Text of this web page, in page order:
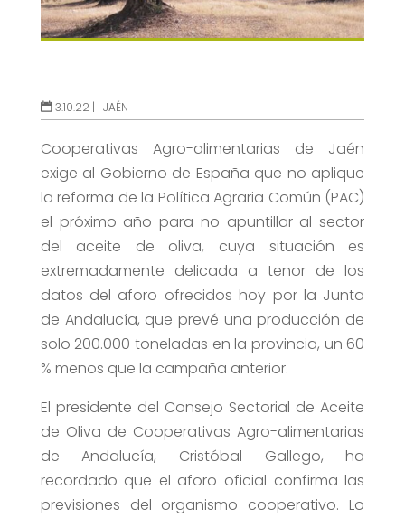
3.10.22 | | JAÉN
Cooperativas Agro-alimentarias de Jaén
exige al Gobierno de España que no aplique
la reforma de la Política Agraria Común (PAC)
el próximo año para no apuntillar al sector
del aceite de oliva, cuya situación es
extremadamente delicada a tenor de los
datos del aforo ofrecidos hoy por la Junta
de Andalucía, que prevé una producción de
solo 200.000 toneladas en la provincia, un 60
% menos que la campaña anterior.
El presidente del Consejo Sectorial de Aceite
de Oliva de Cooperativas Agro-alimentarias
de Andalucía, Cristóbal Gallego, ha
recordado que el aforo oficial confirma las
previsiones del organismo cooperativo. Lo